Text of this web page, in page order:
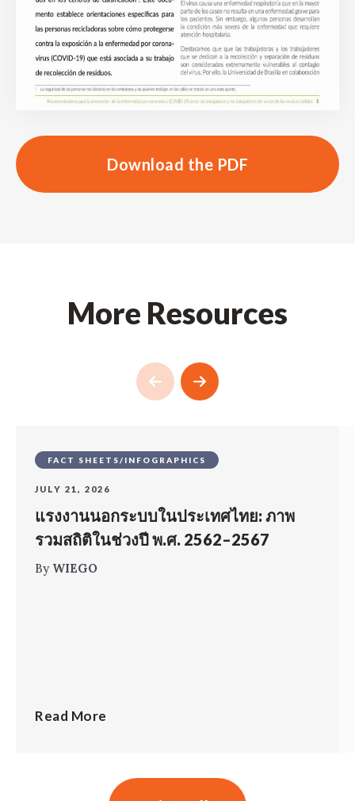
Download the PDF
More Resources
FACT SHEETS/INFOGRAPHICS
JULY 21, 2026
แรงงานนอกระบบในประเทศไทย: ภาพ
รวมสถิติในช่วงปี พ.ศ. 2562–2567
By WIEGO
Read More